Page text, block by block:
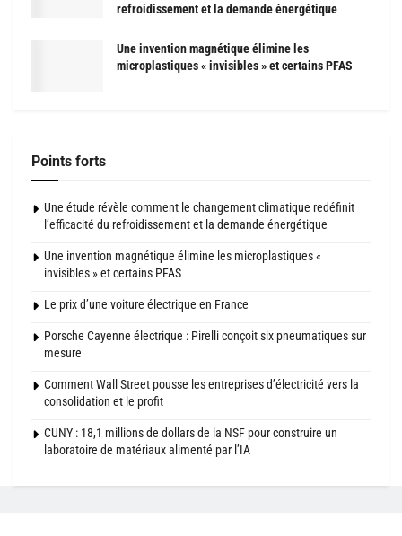
refroidissement et la demande énergétique
Une invention magnétique élimine les
microplastiques « invisibles » et certains PFAS
Points forts
Une étude révèle comment le changement climatique redéfinit
l’efficacité du refroidissement et la demande énergétique
Une invention magnétique élimine les microplastiques «
invisibles » et certains PFAS
Le prix d’une voiture électrique en France
Porsche Cayenne électrique : Pirelli conçoit six pneumatiques sur
mesure
Comment Wall Street pousse les entreprises d’électricité vers la
consolidation et le profit
CUNY : 18,1 millions de dollars de la NSF pour construire un
laboratoire de matériaux alimenté par l’IA